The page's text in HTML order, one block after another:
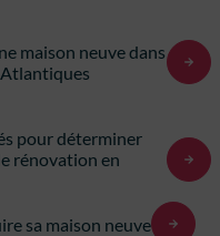
maison neuve dans
pour déterminer
rénovation en
sa maison neuve